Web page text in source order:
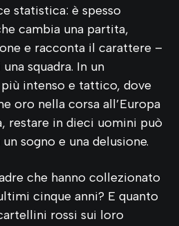
statistica: è spesso
cambia una partita,
e racconta il carattere –
squadra. In un
intenso e tattico, dove
oro nella corsa all’Europa
restare in dieci uomini può
sogno e una delusione.
che hanno collezionato
cinque anni? E quanto
rossi sui loro